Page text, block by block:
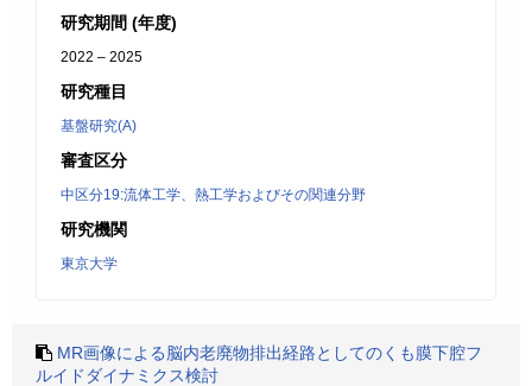
研究期間 (年度)
2022 – 2025
研究種目
基盤研究(A)
審査区分
中区分19:流体工学、熱工学およびその関連分野
研究機関
東京大学
MR画像による脳内老廃物排出経路としてのくも膜下腔フ
ルイドダイナミクス検討